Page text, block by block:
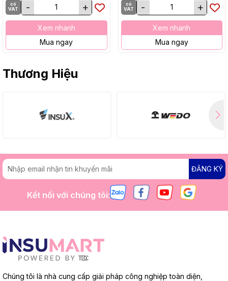
có
VAT
- +
Xem nhanh
Mua ngay
có
VAT
- +
Xem nhanh
Mua ngay
Thương Hiệu
ĐĂNG KÝ
Kết nối với chúng tôi:
Chúng tôi là nhà cung cấp giải pháp công nghiệp toàn diện,